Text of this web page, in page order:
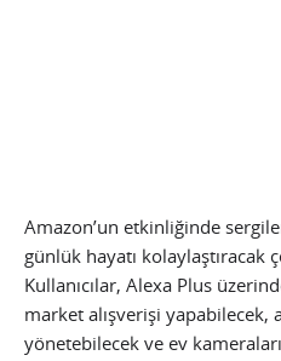
Amazon’un etkinliğinde
günlük hayatı kolaylaştıracak
Kullanıcılar, Alexa Plus
market alışverişi yapabilecek,
yönetebilecek ve ev